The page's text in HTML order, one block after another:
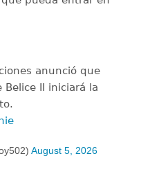
anunció que
II iniciará la
August 5, 2026